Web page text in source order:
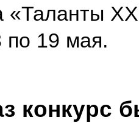
«Таланты
по 19 мая.
конкурс